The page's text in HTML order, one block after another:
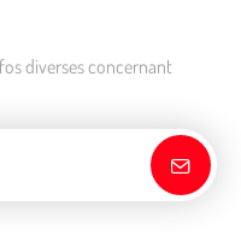
diverses concernant